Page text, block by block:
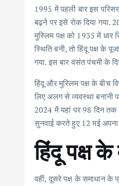
1995 में पहली बार इस
बढ़ने पर इसे रोक दिया गया.
मुस्लिम पक्ष को 1935 में धार
स्थिति बनी, तो हिंदू पक्ष के
गया. इस बार वसंत पंचमी के
हिंदू और मुस्लिम पक्ष के बीच
लिए अलग से व्यवस्था बनानी
2024 में यहां पर 98 दिन तक
सुनवाई करते हुए 12 मई
हिंदू पक्ष
वहीं, दूसरे पक्ष के समाधान के